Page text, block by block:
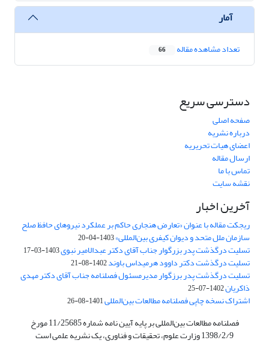
آمار
تعداد مشاهده مقاله 66
دسترسی سریع
صفحه اصلی
درباره نشریه
اعضای هیات تحریریه
ارسال مقاله
تماس با ما
نقشه سایت
آخرین اخبار
ریجکت مقاله با عنوان «تعارض هنجاری حاکم بر عملکرد نیروهای حافظ صلح
سازمان ملل متحد و دیوان کیفری بین‌المللی»1403-04-20
تسلیت درگذشت پدر بزرگوار جناب آقای دکتر عبدالامیر نبوی1403-03-17
تسلیت درگذشت دکتر داوود هرمیداس باوند1402-08-21
تسلیت درگذشت پدر برزگوار مدیرمسئول فصلنامه جناب آقای دکتر مهدی
ذاکریان1402-07-25
اشتراک نسخه چاپی فصلنامه مطالعات بین‌المللی1401-08-26
فصلنامه مطالعات بین‌المللی بر پایه آیین نامه شماره 11/25685 مورخ
1398/2/9 وزارت علوم، تحقیقات و فناوری، یک نشریه علمی است